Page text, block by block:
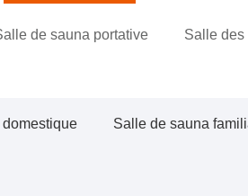
de sauna portative Salle
Salle de sauna